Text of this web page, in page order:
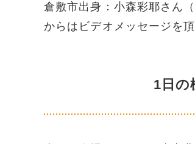
倉敷市出身：小森彩耶さん
からはビデオメッセージを
1日の